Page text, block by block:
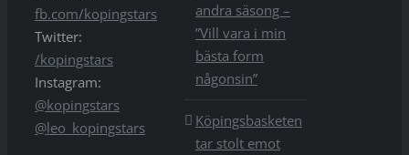
fb.com/kopingstars
Twitter:
/kopingstars
Instagram:
@kopingstars
@leo_kopingstars
andra säsong –
”Vill vara i min
bästa form
någonsin”
Köpingsbasketen
tar stolt emot